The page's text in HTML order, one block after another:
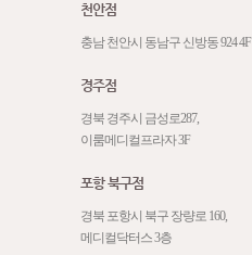
천안점
충남 천안시 동남구 신방동 924 4F
경주점
경북 경주시 금성로287,
이룸메디컬프라자 3F
포항 북구점
경북 포항시 북구 장량로 160,
메디컬닥터스 3층